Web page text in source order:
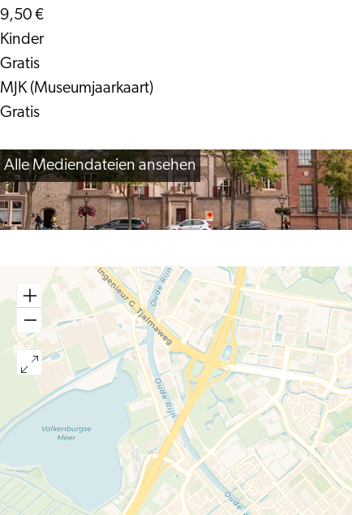
9,50 €
Kinder
Gratis
MJK (Museumjaarkaart)
Gratis
Alle Mediendateien ansehen